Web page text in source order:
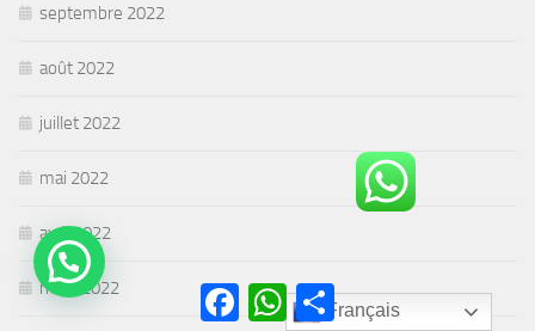
septembre 2022
août 2022
juillet 2022
mai 2022
avril 2022
mars 2022 FacebookWhatsAppPartager
Français